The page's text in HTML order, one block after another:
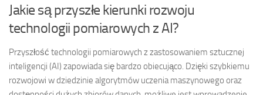
Jakie są przyszłe kierunki rozwoju
technologii pomiarowych z AI?
Przyszłość technologii pomiarowych z zastosowaniem sztucznej
inteligencji (AI) zapowiada się bardzo obiecująco. Dzięki szybkiemu
rozwojowi w dziedzinie algorytmów uczenia maszynowego oraz